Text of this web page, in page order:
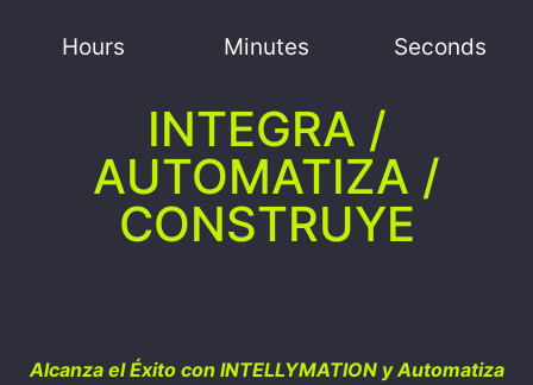
Hours Minutes Seconds
INTEGRA /
AUTOMATIZA /
CONSTRUYE
Alcanza el Éxito con INTELLYMATION y Automatiza